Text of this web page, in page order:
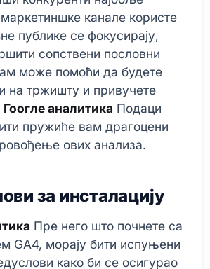
маркетиншке канале користе
публике се фокусирају,
сопствени пословни
може помоћи да будете
на тржишту и привучете
Гоогле аналитика Подаци
пружиће вам драгоцени
ових анализа.
за инсталацију
Пре него што почнете са
GA4, морају бити испуњени
како би се осигурао